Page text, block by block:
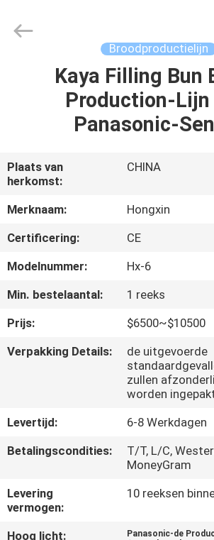
PRODUCTEN
VR-
SHOW
OVER
ONS
FABRIEKSTOCHT
KWALITEITSCONTROLE
CONTACT
MET
OP
Broodproductielijn
Kaya Filling Bun
Production-
Panasonic-
Plaats van
herkomst:
CHINA
Merknaam:
Hongxin
Certificering:
CE
Modelnummer:
Hx-6
Min. bestelaantal:
1 reeks
Prijs:
$6500~$10500
Verpakking Details:
de uitgevoerde
zullen
worden
Levertijd:
6-8 Werkdagen
Betalingscondities:
T/T, L/C,
MoneyGram
Levering
vermogen:
10 reeksen
Hoog licht:
Panasonic-de